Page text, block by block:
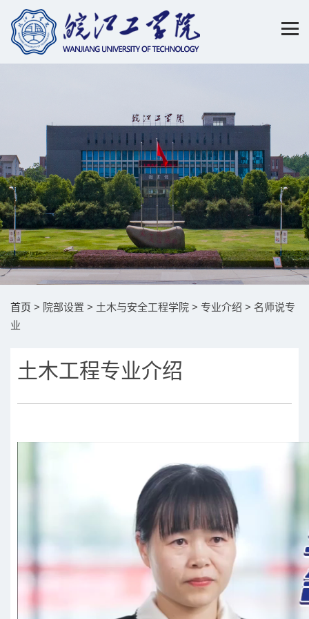
首页 > 院部设置 > 土木与安全工程学院 > 专业介绍 > 名师说专
业
土木工程专业介绍